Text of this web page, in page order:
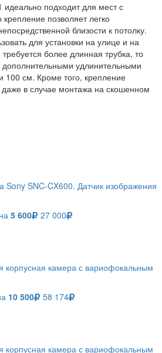
идеально подходит для мест с
позволяет легко
близости к потолку.
для установки на улице и на
более длинная трубка, то
дополнительными удлинительными
100 см. Кроме того, крепление
даже в случае монтажа на скошенном
Sony SNC-CX600. Датчик изображения
5 600 27 000
корпусная камера с вариофокальным
10 500 58 174
корпусная камера с вариофокальным